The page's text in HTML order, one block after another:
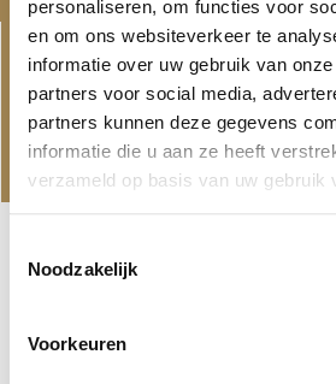
personaliseren, om functies voor
en om ons websiteverkeer te
informatie over uw gebruik van
partners voor social media,
partners kunnen deze gegevens
informatie die u aan ze heeft
verzameld op basis van uw gebruik
Noodzakelijk
Voorkeuren
Linkedin-
in
Envelope
PROJECTEN
ONS AANBOD EN
PROJECTEN
NIEUWE LISTING
Een project aan het water van